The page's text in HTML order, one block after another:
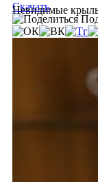
Невидимые
Скачать